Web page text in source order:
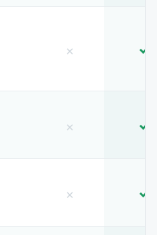
× ✓
× ✓
× ✓